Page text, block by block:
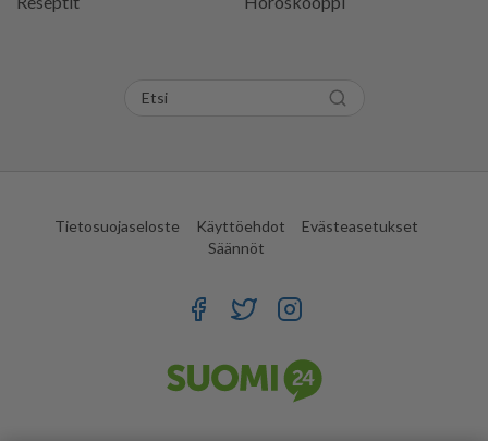
Tietosuojaseloste Käyttöehdot
Evästeasetukset
Säännöt